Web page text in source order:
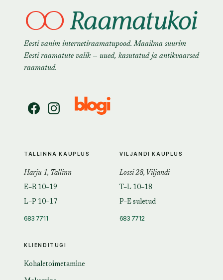
Eesti vanim internetiraamatupood. Maailma suurim
Eesti raamatute valik — uued, kasutatud ja antikvaarsed
raamatud.
KLIENDITUGI
Kohaletoimetamine
TALLINNA KAUPLUS
Harju 1, Tallinn
E–R 10–19
L–P 10–17
683 7711
VILJANDI KAUPLUS
Lossi 28, Viljandi
T–L 10–18
P–E suletud
683 7712